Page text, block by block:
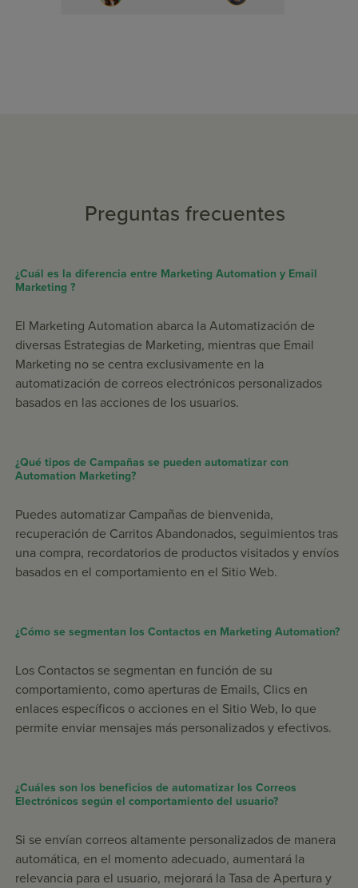
Preguntas frecuentes
¿Cuál es la diferencia entre Marketing Automation y Email
Marketing ?
El Marketing Automation abarca la Automatización de
diversas Estrategias de Marketing, mientras que Email
Marketing no se centra exclusivamente en la
automatización de correos electrónicos personalizados
basados en las acciones de los usuarios.
¿Qué tipos de Campañas se pueden automatizar con
Automation Marketing?
Puedes automatizar Campañas de bienvenida,
recuperación de Carritos Abandonados, seguimientos tras
una compra, recordatorios de productos visitados y envíos
basados en el comportamiento en el Sitio Web.
¿Cómo se segmentan los Contactos en Marketing Automation?
Los Contactos se segmentan en función de su
comportamiento, como aperturas de Emails, Clics en
enlaces específicos o acciones en el Sitio Web, lo que
permite enviar mensajes más personalizados y efectivos.
¿Cuáles son los beneficios de automatizar los Correos
Electrónicos según el comportamiento del usuario?
Si se envían correos altamente personalizados de manera
automática, en el momento adecuado, aumentará la
relevancia para el usuario, mejorará la Tasa de Apertura y